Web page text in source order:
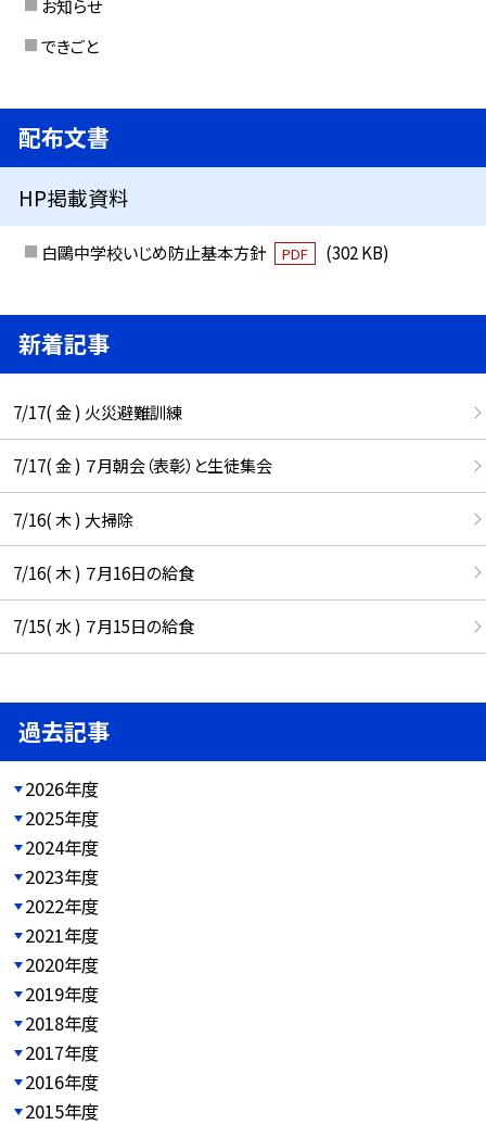
お知らせ
できごと
配布文書
HP掲載資料
白鷗中学校いじめ防止基本方針 PDF (302 KB)
新着記事
7/17( 金 ) 火災避難訓練
7/17( 金 ) ７月朝会（表彰）と生徒集会
7/16( 木 ) 大掃除
7/16( 木 ) ７月16日の給食
7/15( 水 ) ７月15日の給食
過去記事
2026年度
2025年度
2024年度
2023年度
2022年度
2021年度
2020年度
2019年度
2018年度
2017年度
2016年度
2015年度